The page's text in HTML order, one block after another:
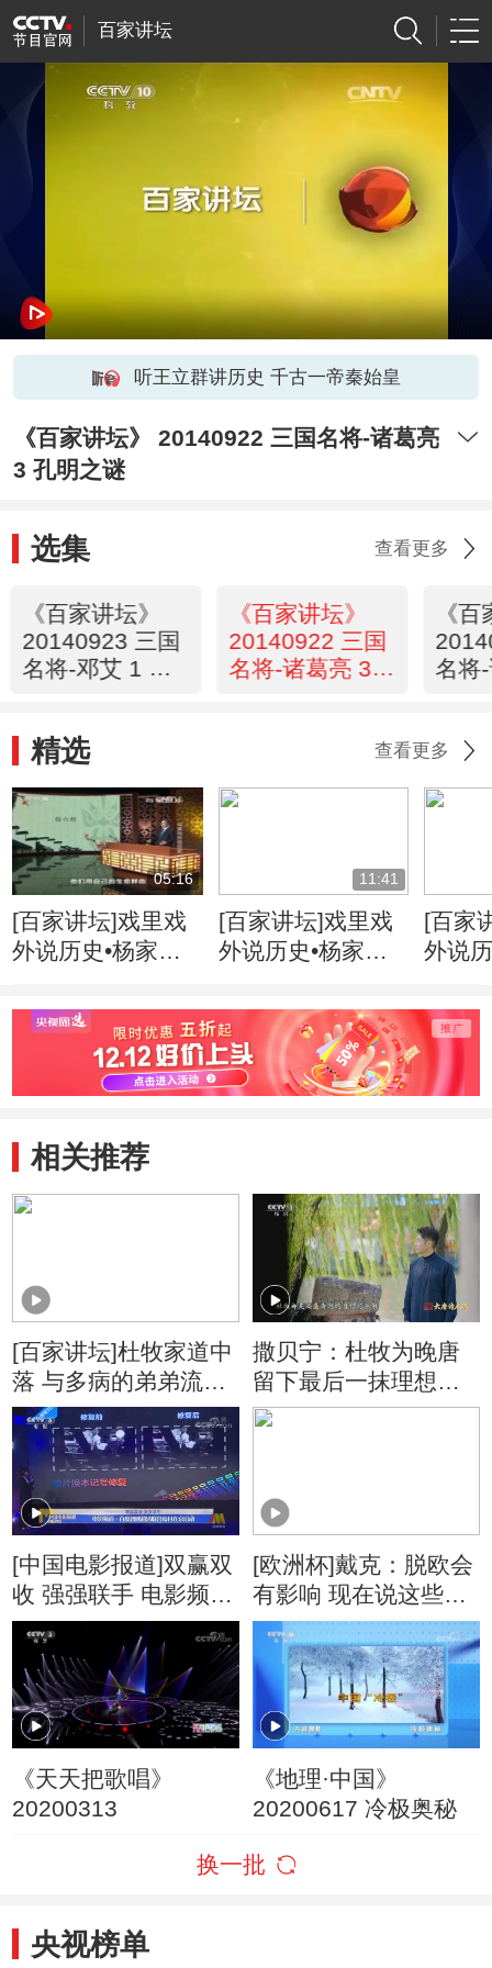
百家讲坛
听王立群讲历史 千古一帝秦始皇
《百家讲坛》 20140922 三国名将-诸葛亮
3 孔明之谜
选集 查看更多
《百家讲坛》
20140923 三国
名将-邓艾 1 草
《百家讲坛》
20140922 三国
名将-诸葛亮 3
《
名将
精选 查看更多
05:16
[百家讲坛]戏里戏
外说历史•杨家将
11:41
[百家讲坛]戏里戏
外说历史•杨家将
[百家
外说
相关推荐
[百家讲坛]杜牧家道中
落 与多病的弟弟流落
于长安城内
撒贝宁：杜牧为晚唐
留下最后一抹理想主
义的光辉
[中国电影报道]双赢双
收 强强联手 电影频道
·百度智感超清联合项
目在京启动
[欧洲杯]戴克：脱欧会
有影响 现在说这些还
有早
《天天把歌唱》
20200313
《地理·中国》
20200617 冷极奥秘
换一批
央视榜单